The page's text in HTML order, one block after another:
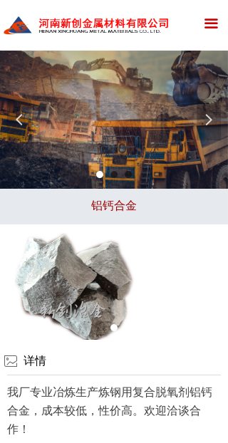
넳 넲
끀
网站首页
公司简介
新闻资讯
产品展示
应用领域
资质荣誉
招标采购
新创招聘
在线留言
详情
我厂专业冶炼生产炼钢用复合脱氧剂铝钙
合金，成本较低，性价高。欢迎洽谈合
作！
ꂈ
铝钙合金